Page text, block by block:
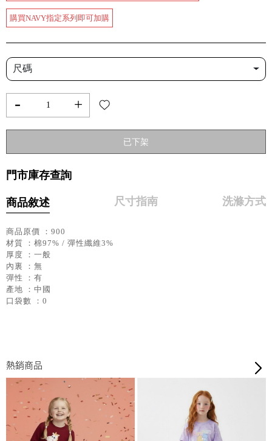
購買NAVY指定系列即可加購
尺碼
- +
已下架
門市庫存查詢
商品敘述 尺寸指南 洗滌方式
商品原價 ：900
材質 ：棉97% / 彈性纖維3%
厚度 ：一般
內裏 ：無
彈性 ：有
產地 ：中國
口袋數 ：0
熱銷商品